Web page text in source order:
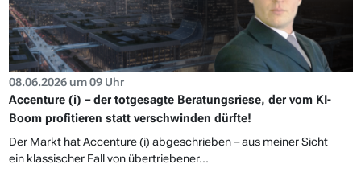
08.06.2026 um 09 Uhr
Accenture (i) – der totgesagte Beratungsriese, der vom KI-
Boom profitieren statt verschwinden dürfte!
Der Markt hat Accenture (i) abgeschrieben – aus meiner Sicht
ein klassischer Fall von übertriebener...